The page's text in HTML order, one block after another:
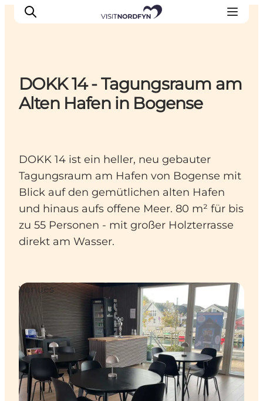
Erleben
Erlebnisbuchung
Für Kinder
DOKK 14 - Tagungsraum am
Alten Hafen in Bogense
DOKK 14 ist ein heller, neu gebauter
Tagungsraum am Hafen von Bogense mit
Blick auf den gemütlichen alten Hafen
und hinaus aufs offene Meer. 80 m² für bis
zu 55 Personen - mit großer Holzterrasse
direkt am Wasser.
Venues